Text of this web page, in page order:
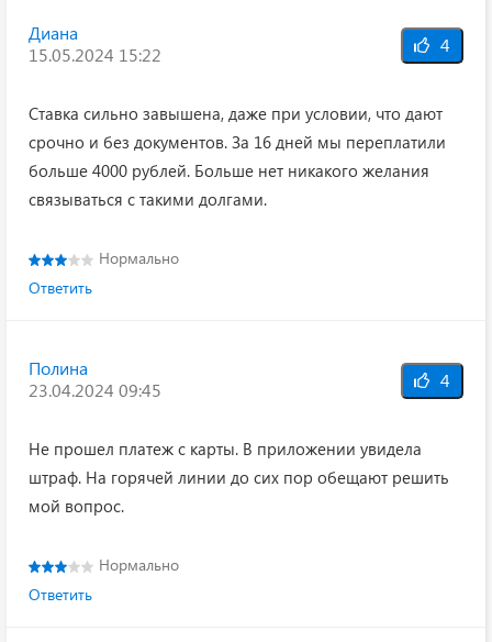
Диана
15.05.2024 15:22
4
Ставка сильно завышена, даже при условии, что дают
срочно и без документов. За 16 дней мы переплатили
больше 4000 рублей. Больше нет никакого желания
связываться с такими долгами.
Нормально
Ответить
Полина
23.04.2024 09:45
4
Не прошел платеж с карты. В приложении увидела
штраф. На горячей линии до сих пор обещают решить
мой вопрос.
Нормально
Ответить